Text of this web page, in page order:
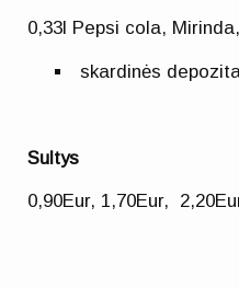
0,33l Pepsi cola,
skardinės
Sultys
0,90Eur, 1,70Eur,